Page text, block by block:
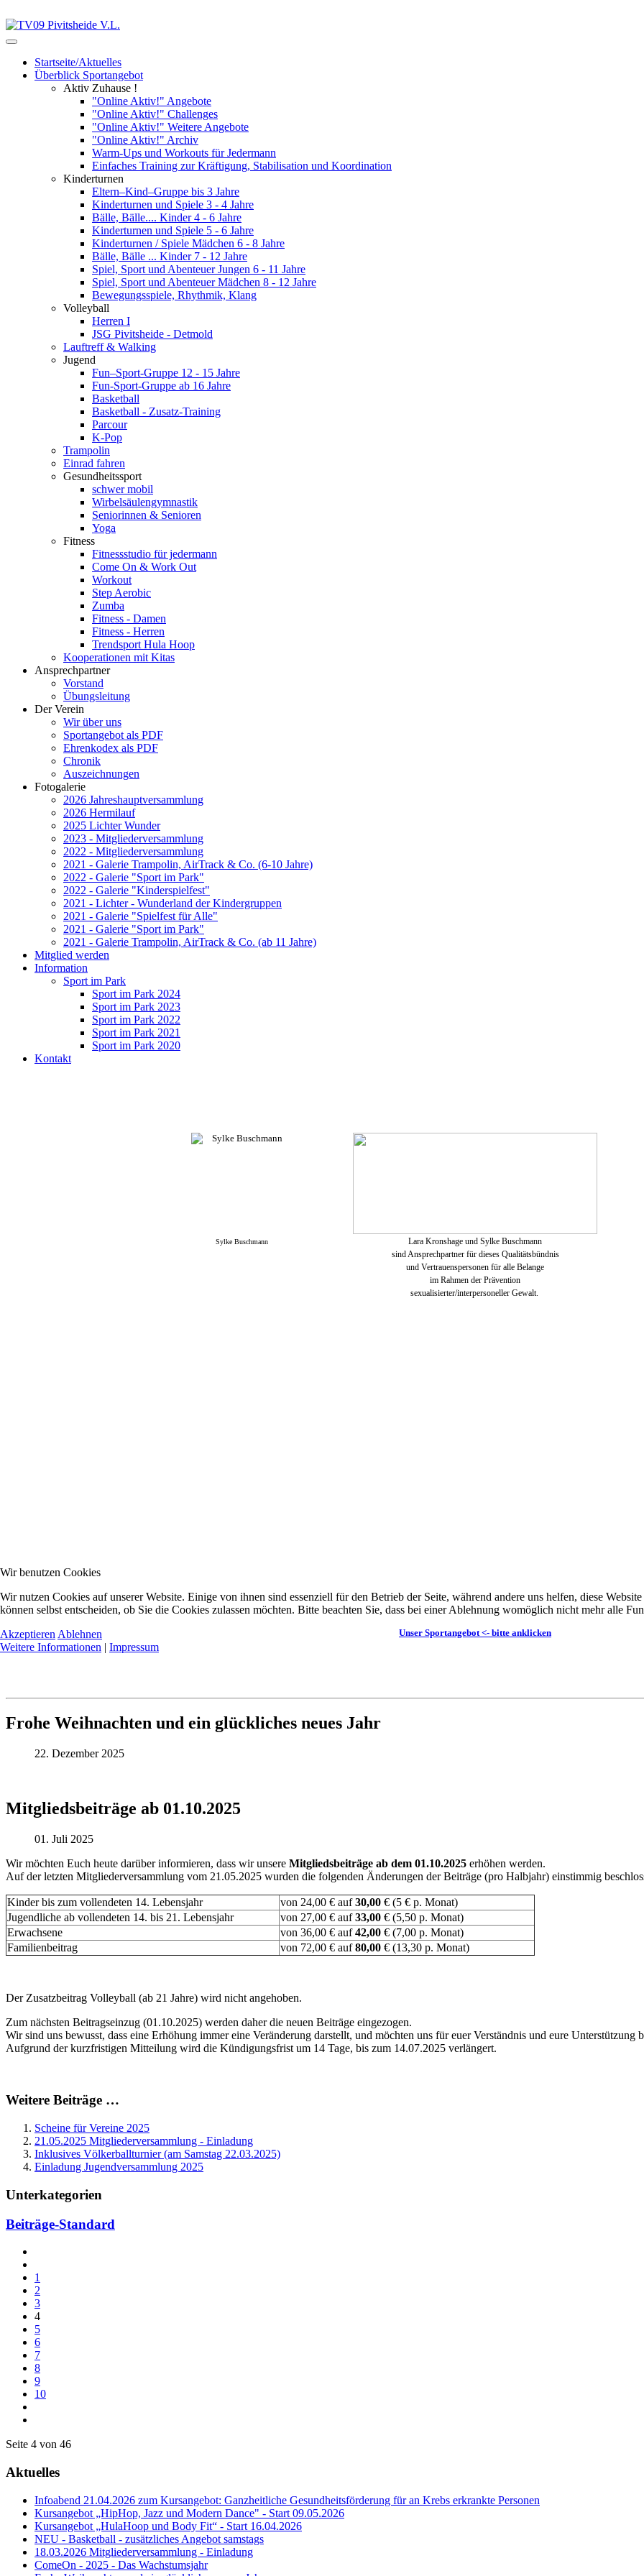
Startseite/Aktuelles
Überblick Sportangebot
Aktiv Zuhause !
"Online Aktiv!" Angebote
"Online Aktiv!" Challenges
"Online Aktiv!" Weitere Angebote
"Online Aktiv!" Archiv
Warm-Ups und Workouts für Jedermann
Einfaches Training zur Kräftigung, Stabilisation und Koordination
Kinderturnen
Eltern–Kind–Gruppe bis 3 Jahre
Kinderturnen und Spiele 3 - 4 Jahre
Bälle, Bälle.... Kinder 4 - 6 Jahre
Kinderturnen und Spiele 5 - 6 Jahre
Kinderturnen / Spiele Mädchen 6 - 8 Jahre
Bälle, Bälle ... Kinder 7 - 12 Jahre
Spiel, Sport und Abenteuer Jungen 6 - 11 Jahre
Spiel, Sport und Abenteuer Mädchen 8 - 12 Jahre
Bewegungsspiele, Rhythmik, Klang
Volleyball
Herren I
JSG Pivitsheide - Detmold
Lauftreff & Walking
Jugend
Fun–Sport-Gruppe 12 - 15 Jahre
Fun-Sport-Gruppe ab 16 Jahre
Basketball
Basketball - Zusatz-Training
Parcour
K-Pop
Trampolin
Einrad fahren
Gesundheitssport
schwer mobil
Wirbelsäulengymnastik
Seniorinnen & Senioren
Yoga
Fitness
Fitnessstudio für jedermann
Come On & Work Out
Workout
Step Aerobic
Zumba
Fitness - Damen
Fitness - Herren
Trendsport Hula Hoop
Kooperationen mit Kitas
Ansprechpartner
Vorstand
Übungsleitung
Der Verein
Wir über uns
Sportangebot als PDF
Ehrenkodex als PDF
Chronik
Auszeichnungen
Fotogalerie
2026 Jahreshauptversammlung
2026 Hermilauf
2025 Lichter Wunder
2023 - Mitgliederversammlung
2022 - Mitgliederversammlung
2021 - Galerie Trampolin, AirTrack & Co. (6-10 Jahre)
2022 - Galerie "Sport im Park"
2022 - Galerie "Kinderspielfest"
2021 - Lichter - Wunderland der Kindergruppen
2021 - Galerie "Spielfest für Alle"
2021 - Galerie "Sport im Park"
2021 - Galerie Trampolin, AirTrack & Co. (ab 11 Jahre)
Mitglied werden
Information
Sport im Park
Sport im Park 2024
Sport im Park 2023
Sport im Park 2022
Sport im Park 2021
Sport im Park 2020
Kontakt
Sylke Buschmann
Lara Kronshage und Sylke Buschmann
sind Ansprechpartner für dieses Qualitätsbündnis
und Vertrauenspersonen für alle Belange
im Rahmen der Prävention
sexualisierter/interpersoneller Gewalt.
Unser Sportangebot<- bitte anklicken
Frohe Weihnachten und ein glückliches neues Jahr
22. Dezember 2025
Mitgliedsbeiträge ab 01.10.2025
01. Juli 2025
Wir möchten Euch heute darüber informieren, dass wir unsere Mitgliedsbeiträge ab dem 01.10.2025 erhöhen werden.
Auf der letzten Mitgliederversammlung vom 21.05.2025 wurden die folgenden Änderungen der Beiträge (pro Halbjahr) einstimmig
Kinder bis zum vollendeten 14. Lebensjahr von 24,00 € auf30,00 € (5 € p. Monat)
Jugendliche ab vollendeten 14. bis 21. Lebensjahr
von 27,00 € auf33,00 € (5,50 p. Monat)
Erwachsene
von 36,00 € auf42,00 € (7,00 p. Monat)
Familienbeitrag
von 72,00 € auf80,00 € (13,30 p. Monat)
Der Zusatzbeitrag Volleyball (ab 21 Jahre) wird nicht angehoben.
Zum nächsten Beitragseinzug (01.10.2025) werden daher die neuen Beiträge eingezogen.
Wir sind uns bewusst, dass eine Erhöhung immer eine Veränderung darstellt, und möchten uns für euer Verständnis und eure Unterstützung
Aufgrund der kurzfristigen Mitteilung wird die Kündigungsfrist um 14 Tage, bis zum 14.07.2025 verlängert.
Weitere Beiträge …
Scheine für Vereine 2025
21.05.2025 Mitgliederversammlung - Einladung
Inklusives Völkerballturnier (am Samstag 22.03.2025)
Einladung Jugendversammlung 2025
Unterkategorien
Beiträge-Standard
1
2
3
4
5
6
7
8
9
10
Seite 4 von 46
Aktuelles
Infoabend 21.04.2026 zum Kursangebot: Ganzheitliche Gesundheitsförderung für an Krebs erkrankte Personen
Kursangebot „HipHop, Jazz und Modern Dance" - Start 09.05.2026
Kursangebot „HulaHoop und Body Fit“ - Start 16.04.2026
NEU - Basketball - zusätzliches Angebot samstags
18.03.2026 Mitgliederversammlung - Einladung
ComeOn - 2025 - Das Wachstumsjahr
Wir benutzen Cookies
Wir nutzen Cookies auf unserer Website. Einige von ihnen sind essenziell für den Betrieb der Seite, während andere uns helfen, diese
können selbst entscheiden, ob Sie die Cookies zulassen möchten. Bitte beachten Sie, dass bei einer Ablehnung womöglich nicht mehr alle
Akzeptieren Ablehnen
Weitere Informationen | Impressum